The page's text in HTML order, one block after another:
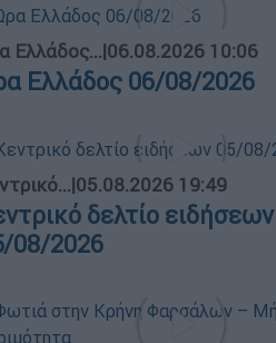
Ελλάδος...|06.08.2026 10:06
Ελλάδος 06/08/2026
|05.08.2026 19:49
δελτίο ειδήσεων
08/2026